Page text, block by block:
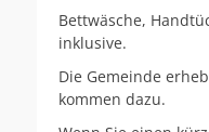
Bettwäsche,
inklusive.
Die Gemeinde
kommen dazu.